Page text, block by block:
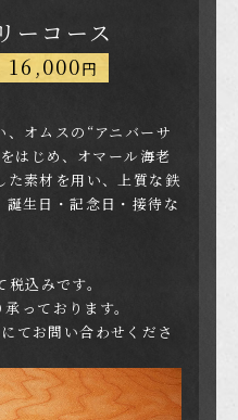
ーコース
16,000円
オムスの“アニバーサ
はじめ、 オマール海老
た素材を用い、上質な鉄
誕生日・記念日・接待な
込みです。
っております。
てお問い合わせくださ